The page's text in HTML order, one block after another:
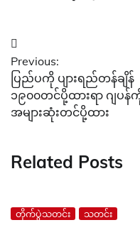
Post
navigation
Previous:
ပြည်ပကို ပျားရည်တန်ချိန်
၁၉၀၀တင်ပို့ထားရာ ဂျပန်
အများဆုံးတင်ပို့ထား
Related Posts
တိုက်ပွဲသတင်း သတင်း